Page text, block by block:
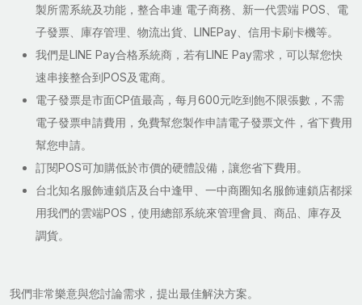
製所需系統及功能，整合串連 電子商務、新一代雲端 POS、電
子發票、庫存管理、物流出貨、LINEPay、信用卡刷卡機等。
我們是LINE Pay合格系統商，若有LINE Pay需求，可以幫您快
速串接整合到POS及電商。
電子發票是市面CP值最高，每月600元吃到飽不限張數，不需
電子發票申請費用，免費幫您製作申請電子發票文件，省下費用
幫您申請。
訂閱POS可加購低於市價的硬體設備，讓您省下費用。
台北知名服飾連鎖店及台中逢甲、一中商圈知名服飾連鎖店都採
用我們的雲端POS，使用總部系統來管理會員、商品、庫存及
調貨。
我們非常樂意與您討論需求，提出最佳解決方案。